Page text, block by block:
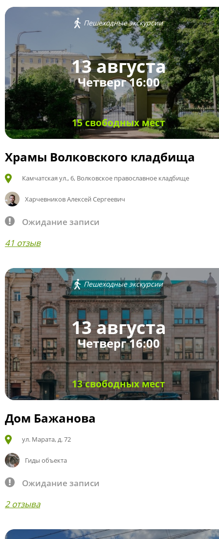
Пешеходные экскурсии
13 августа
Четверг 16:00
15 свободных мест
Храмы Волковского кладбища
Камчатская ул., 6, Волковское православное кладбище
Харчевников Алексей Сергеевич
Ожидание записи
41 отзыв
Пешеходные экскурсии
13 августа
Четверг 16:00
13 свободных мест
Дом Бажанова
ул. Марата, д. 72
Гиды объекта
Ожидание записи
2 отзыва